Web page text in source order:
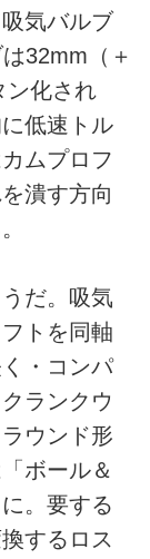
気バルブ
32mm（＋
ン化され
低速トル
ムプロフ
潰す方向
だ。吸気
トを同軸
・コンパ
ランクウ
ウンド形
ボール＆
。要する
するロス